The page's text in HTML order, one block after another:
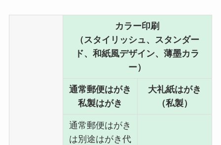
カラー印刷
（スタイリッシュ、スタンダー
ド、和紙風デザイン、薄墨カラ
ー）
通常郵便はがき
私製はがき
大礼紙はがき
（私製）
通常郵便はがき
は別途はがき代